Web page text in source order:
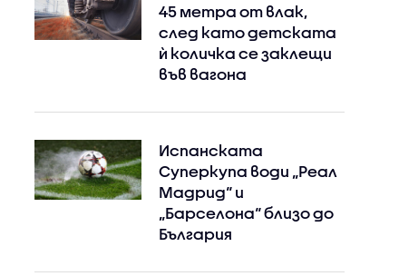
45 метра от влак,
след като детската
ѝ количка се заклещи
във вагона
Испанската
Суперкупа води „Реал
Мадрид“ и
„Барселона“ близо до
България